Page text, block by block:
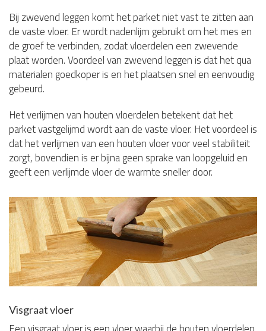
Bij zwevend leggen komt het parket niet vast te zitten aan
de vaste vloer. Er wordt nadenlijm gebruikt om het mes en
de groef te verbinden, zodat vloerdelen een zwevende
plaat worden. Voordeel van zwevend leggen is dat het qua
materialen goedkoper is en het plaatsen snel en eenvoudig
gebeurd.
Het verlijmen van houten vloerdelen betekent dat het
parket vastgelijmd wordt aan de vaste vloer. Het voordeel is
dat het verlijmen van een houten vloer voor veel stabiliteit
zorgt, bovendien is er bijna geen sprake van loopgeluid en
geeft een verlijmde vloer de warmte sneller door.
Visgraat vloer